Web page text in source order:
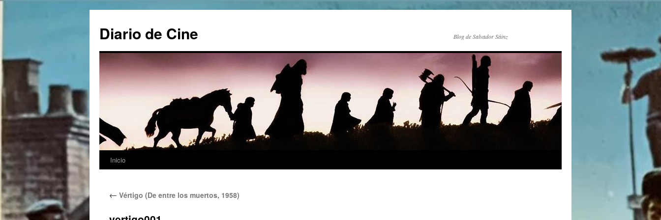
contenido
Diario de Cine Blog de Salvador Sáinz
Inicio
← Vértigo (De entre los muertos, 1958)